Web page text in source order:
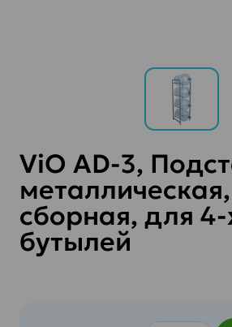
ViO AD-3,
металлическая,
сборная, для
бутылей